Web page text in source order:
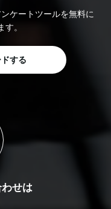
ケートツールを無料に
。
する
せは